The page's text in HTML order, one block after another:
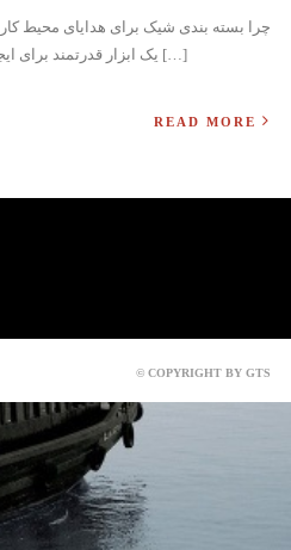
چرا بسته بندی شیک برای هدایای محیط
یک ابزار قدرتمند برای ایجاد تاثیر مثبت و حرفه ای است. یک بسته بندی زیبا نشان می دهد که شرکت برای کارکنان […]
READ MORE
© COPYRIGHT BY GTS